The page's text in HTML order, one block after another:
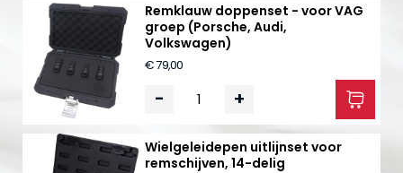
Remklauw doppenset - voor VAG
groep (Porsche, Audi,
Volkswagen)
€ 79,00
- +
Wielgeleidepen uitlijnset voor
remschijven, 14-delig